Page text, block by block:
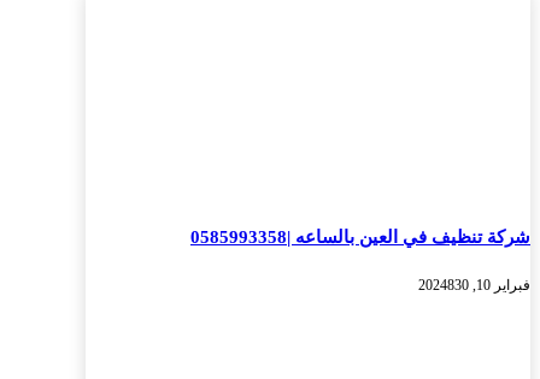
شركة تنظيف في العين بالساعه |0585993358
فبراير 10, 2024 830